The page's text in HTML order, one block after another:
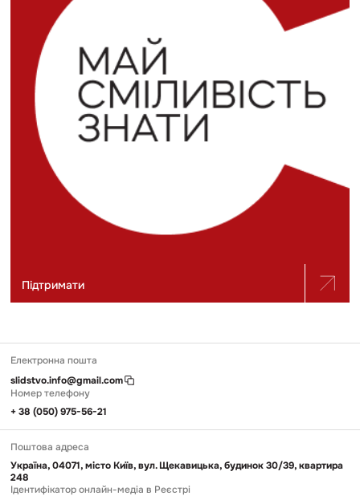
Підтримати
Електронна пошта
slidstvo.info@gmail.com
Номер телефону
+ 38 (050) 975-56-21
Поштова адреса
Україна, 04071, місто Київ, вул. Щекавицька, будинок 30/39, квартира
248
Ідентифікатор онлайн-медіа в Реєстрі